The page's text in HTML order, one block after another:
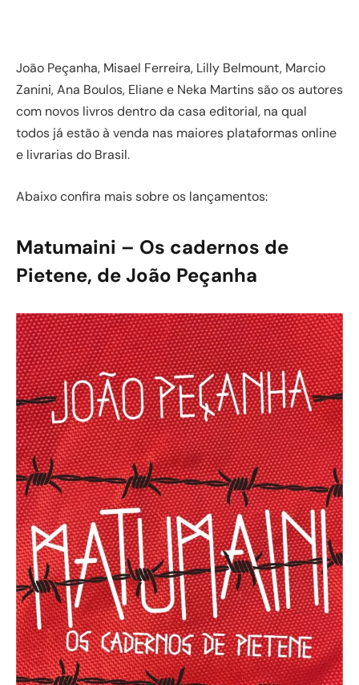
João Peçanha, Misael Ferreira, Lilly Belmount, Marcio
Zanini, Ana Boulos, Eliane e Neka Martins são os autores
com novos livros dentro da casa editorial, na qual
todos já estão à venda nas maiores plataformas online
e livrarias do Brasil.
Abaixo confira mais sobre os lançamentos:
Matumaini – Os cadernos de
Pietene, de João Peçanha